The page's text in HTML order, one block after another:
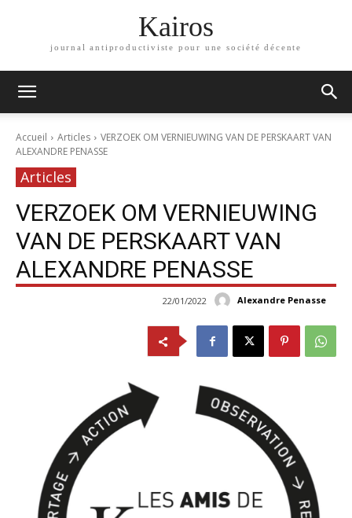
Kairos
journal antiproductiviste pour une société décente
Accueil Articles
VERZOEK OM VERNIEUWING VAN DE PERSKAART VAN
ALEXANDRE PENASSE
Articles
VERZOEK OM VERNIEUWING
VAN DE PERSKAART VAN
ALEXANDRE PENASSE
Alexandre Penasse
22/01/2022